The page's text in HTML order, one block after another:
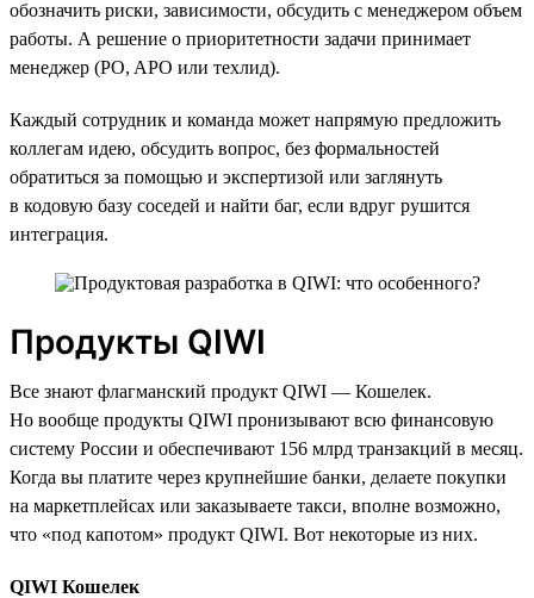
обозначить риски, зависимости, обсудить с менеджером объем
работы. А решение о приоритетности задачи принимает
менеджер (PO, APO или техлид).
Каждый сотрудник и команда может напрямую предложить
коллегам идею, обсудить вопрос, без формальностей
обратиться за помощью и экспертизой или заглянуть
в кодовую базу соседей и найти баг, если вдруг рушится
интеграция.
Продукты QIWI
Все знают флагманский продукт QIWI — Кошелек.
Но вообще продукты QIWI пронизывают всю финансовую
систему России и обеспечивают 156 млрд транзакций в месяц.
Когда вы платите через крупнейшие банки, делаете покупки
на маркетплейсах или заказываете такси, вполне возможно,
что «под капотом» продукт QIWI. Вот некоторые из них.
QIWI Кошелек